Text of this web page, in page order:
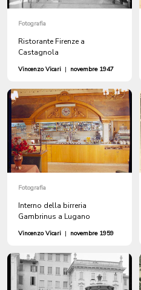
Fotografia
Ristorante Firenze a
Castagnola
Vincenzo Vicari | novembre 1947
Fotografia
Interno della birreria
Gambrinus a Lugano
Vincenzo Vicari | novembre 1959